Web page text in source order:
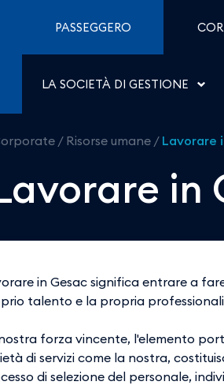
Gesac -
PASSEGGERO
LA SOCIETÀ DI GESTIONE
/ Risorse umane / Lavorare
in
in Gesac significa entrare a
talento e la propria
forza vincente, l'elemento
di servizi come la nostra,
di selezione del personale,